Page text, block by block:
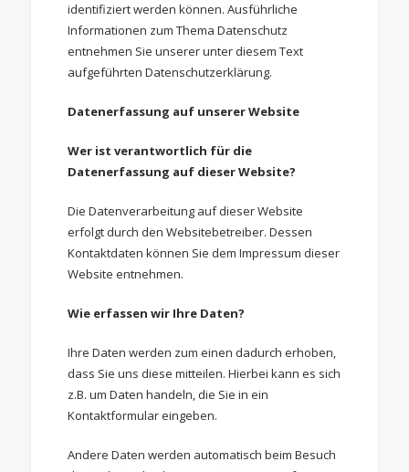
identifiziert werden können. Ausführliche
Informationen zum Thema Datenschutz
entnehmen Sie unserer unter diesem Text
aufgeführten Datenschutzerklärung.
Datenerfassung auf unserer Website
Wer ist verantwortlich für die
Datenerfassung auf dieser Website?
Die Datenverarbeitung auf dieser Website
erfolgt durch den Websitebetreiber. Dessen
Kontaktdaten können Sie dem Impressum dieser
Website entnehmen.
Wie erfassen wir Ihre Daten?
Ihre Daten werden zum einen dadurch erhoben,
dass Sie uns diese mitteilen. Hierbei kann es sich
z.B. um Daten handeln, die Sie in ein
Kontaktformular eingeben.
Andere Daten werden automatisch beim Besuch